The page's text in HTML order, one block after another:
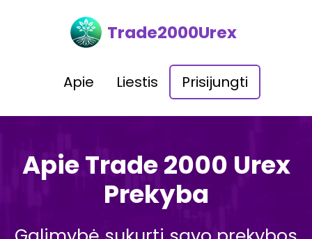
Trade2000Urex
Apie Liestis Prisijungti
Apie Trade 2000 Urex
Prekyba